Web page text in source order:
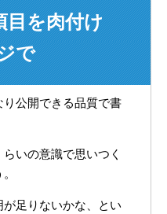
目を肉付け
で
公開できる品質で書
いの意識で思いつく
足りないかな、とい